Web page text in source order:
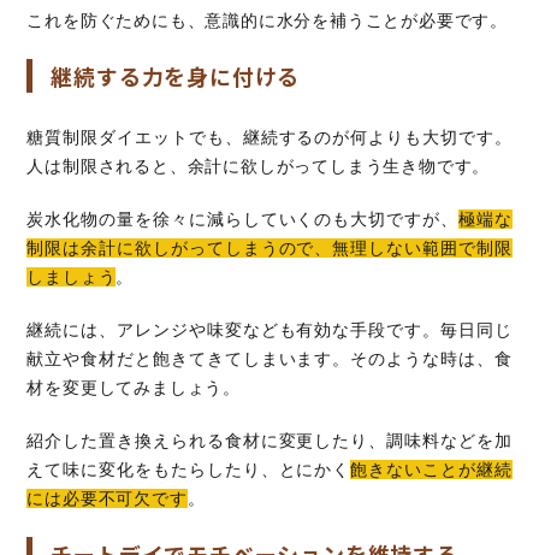
これを防ぐためにも、意識的に水分を補うことが必要です。
継続する力を身に付ける
糖質制限ダイエットでも、継続するのが何よりも大切です。
人は制限されると、余計に欲しがってしまう生き物です。
炭水化物の量を徐々に減らしていくのも大切ですが、 極端な
制限は余計に欲しがってしまうので、無理しない範囲で制限
しましょう 。
継続には、アレンジや味変なども有効な手段です。毎日同じ
献立や食材だと飽きてきてしまいます。そのような時は、食
材を変更してみましょう。
紹介した置き換えられる食材に変更したり、調味料などを加
えて味に変化をもたらしたり、とにかく飽きないことが継続
には必要不可欠です。